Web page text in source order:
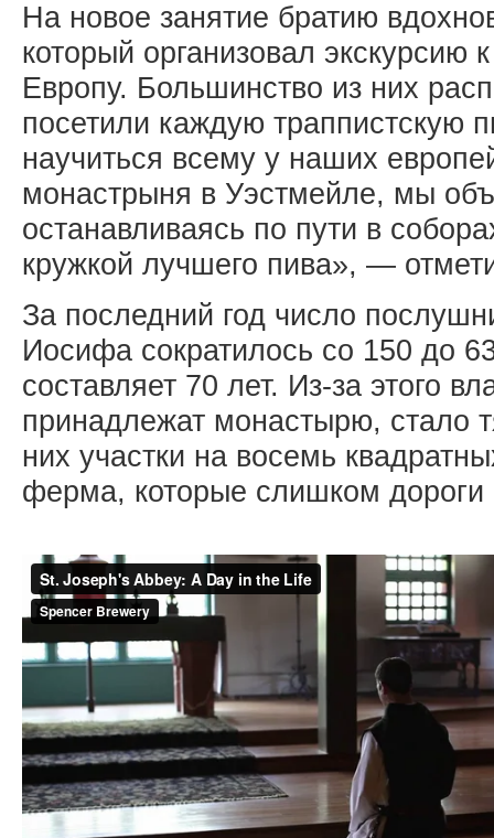
На новое занятие братию
который организовал
Европу. Большинство из них
посетили каждую траппистскую
научиться всему у наших
монастрыня в Уэстмейле, мы
останавливаясь по пути в
кружкой лучшего пива», —
За последний год число
Иосифа сократилось со 150 до
составляет 70 лет. Из-за этого
принадлежат монастырю, стало
них участки на восемь
ферма, которые слишком дороги